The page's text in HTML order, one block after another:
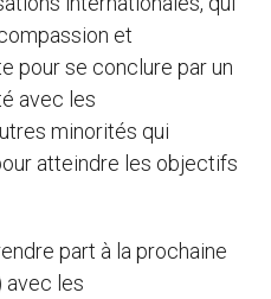
et
pour se conclure par un
avec les
minorités qui
atteindre les objectifs
part à la prochaine
avec les